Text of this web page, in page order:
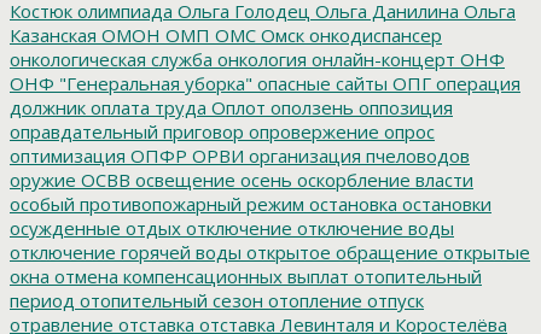
Костюк олимпиада Ольга Голодец Ольга Данилина Ольга
Казанская ОМОН ОМП ОМС Омск онкодиспансер
онкологическая служба онкология онлайн-концерт ОНФ
ОНФ "Генеральная уборка" опасные сайты ОПГ операция
должник оплата труда Оплот оползень оппозиция
оправдательный приговор опровержение опрос
оптимизация ОПФР ОРВИ организация пчеловодов
оружие ОСВВ освещение осень оскорбление власти
особый противопожарный режим остановка остановки
осужденные отдых отключение отключение воды
отключение горячей воды открытое обращение открытые
окна отмена компенсационных выплат отопительный
период отопительный сезон отопление отпуск
отравление отставка отставка Левинталя и Коростелёва